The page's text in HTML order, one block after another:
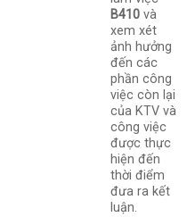
B410 và
xem xét
ảnh hưởng
đến các
phần công
việc còn lại
của KTV và
công việc
được thực
hiện đến
thời điểm
đưa ra kết
luận.